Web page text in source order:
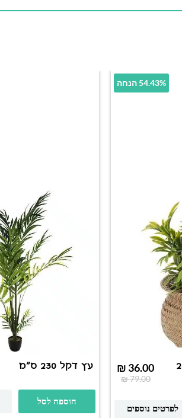
54.43% הנחה
ראטן 20
₪79.00
₪ 36.00
לפרטים נוספים
עץ דקל 230 ס"מ
הוספה לסל